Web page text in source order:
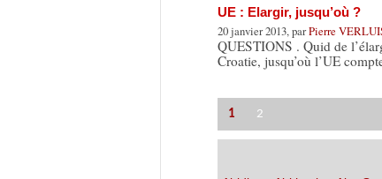
UE : Elargir, jusqu’où ?
20 janvier 2013, parPierre
QUESTIONS . Quid de
Croatie, jusqu’où l’UE
1 2